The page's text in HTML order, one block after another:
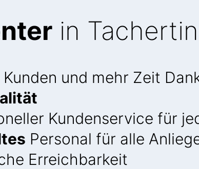
in
und mehr Zeit
Kundenservice für
Personal für alle
Erreichbarkeit